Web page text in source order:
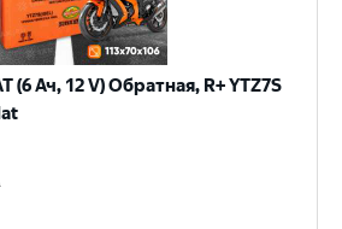
(6 Ач, 12 V) Обратная, R+ YTZ7S